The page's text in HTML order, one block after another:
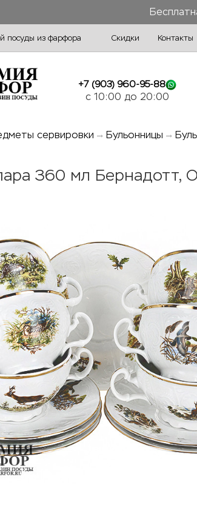
посуды из фарфора Скидки Контакты
+7 (903) 960-95-88
c 10:00 до 20:00
сервировки Бульонницы
360 мл Бернадотт,